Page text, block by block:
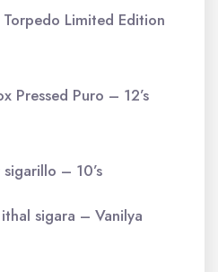
Limited Edition
Pressed Puro – 12’s
– 10’s
sigara – Vanilya